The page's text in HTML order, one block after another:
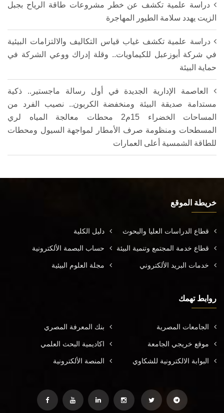
دراسة علمية تكشف عن خطر مشروعات طاقة الرياح بجبل
الزيت يهدد سلامة الطيور المهاجرة
دراسة علمية تكشف غياب قياس التكاليف والالتزامات البيئية
في شركة أبوزعبل للكيماويات.. وقلة إدراك ووعي الشركة في
حماية البيئة
العاصمة الإدارية الجديدة في أول رسالة ماجستير.. ذكية
مستدامة صديقة البيئة ومنخفضة الكربون.. نصيب الفرد من
المساحات الخضراء 15م2 محطات معالجة المياه لري
المسطحات ومنظومة صرف الأمطار لمواجهة السيول ومحطات
للطاقة الشمسية أعلى العمارات
خريطة الموقع
قطاع الدراسات العليا والبحوث دليل الكلية
قطاع خدمة المجتمع وتنمية البيئة حساب البصمة الألكترونية
خدمات البريد الألكتروني مجلة العلوم البيئية
روابط تهمك
الجامعات المصرية بنك المعرفة المصري
موقع خريجي الجامعة اكاديمية البحث العلمي
البوابة الالكترونية للشكاوي المنصة الألكترونية